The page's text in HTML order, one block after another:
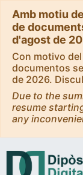
Amb motiu
de
d'agost de
Con motivo
documentos
de 2026.
Due to the
resume
any